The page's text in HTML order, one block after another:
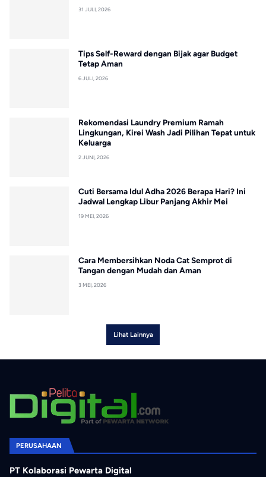
31 JULI, 2026
Tips Self-Reward dengan Bijak agar Budget
Tetap Aman
6 JULI, 2026
Rekomendasi Laundry Premium Ramah
Lingkungan, Kirei Wash Jadi Pilihan Tepat untuk
Keluarga
2 JUNI, 2026
Cuti Bersama Idul Adha 2026 Berapa Hari? Ini
Jadwal Lengkap Libur Panjang Akhir Mei
19 MEI, 2026
Cara Membersihkan Noda Cat Semprot di
Tangan dengan Mudah dan Aman
3 MEI, 2026
Lihat Lainnya
PERUSAHAAN
PT Kolaborasi Pewarta Digital